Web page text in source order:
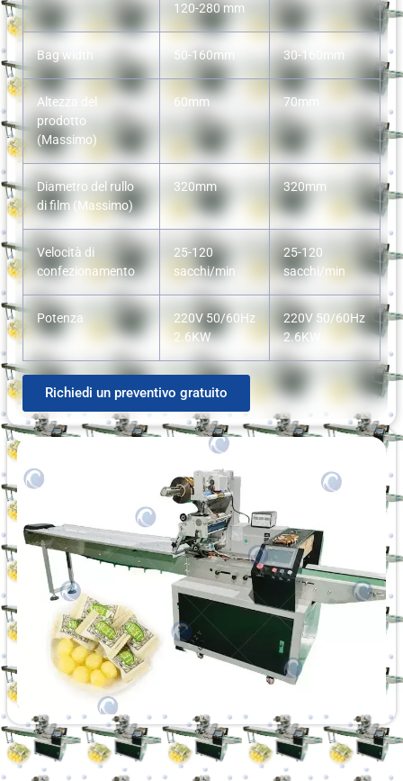
120-280 mm
Bag width 50-160mm 30-160mm
Altezza del
prodotto
(Massimo)
60mm 70mm
Diametro del rullo
di film (Massimo)
320mm 320mm
Velocità di
confezionamento
25-120
sacchi/min
25-120
sacchi/min
Potenza
220V 50/60Hz
2.6KW
220V 50/60Hz
2.6KW
Richiedi un preventivo gratuito